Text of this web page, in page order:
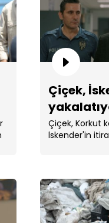
Çiçek,
Çiçek, Korkut
İskender'in